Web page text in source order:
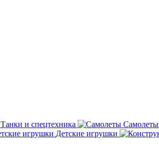
Танки и спецтехника Самолеты
Детские игрушки